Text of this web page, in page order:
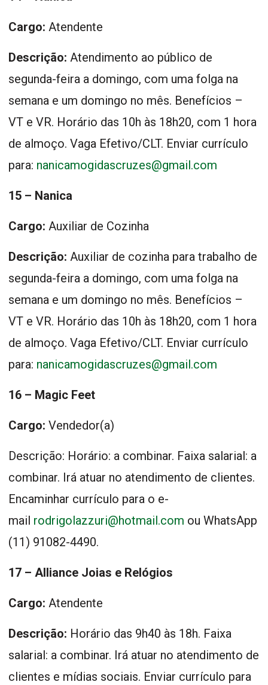
Cargo: Atendente
Descrição: Atendimento ao público de
segunda-feira a domingo, com uma folga na
semana e um domingo no mês. Benefícios –
VT e VR. Horário das 10h às 18h20, com 1 hora
de almoço. Vaga Efetivo/CLT. Enviar currículo
para: nanicamogidascruzes@gmail.com
15 – Nanica
Cargo: Auxiliar de Cozinha
Descrição: Auxiliar de cozinha para trabalho de
segunda-feira a domingo, com uma folga na
semana e um domingo no mês. Benefícios –
VT e VR. Horário das 10h às 18h20, com 1 hora
de almoço. Vaga Efetivo/CLT. Enviar currículo
para: nanicamogidascruzes@gmail.com
16 – Magic Feet
Cargo: Vendedor(a)
Descrição: Horário: a combinar. Faixa salarial: a
combinar. Irá atuar no atendimento de clientes.
Encaminhar currículo para o e-
mail rodrigolazzuri@hotmail.com ou WhatsApp
(11) 91082-4490.
17 – Alliance Joias e Relógios
Cargo: Atendente
Descrição: Horário das 9h40 às 18h. Faixa
salarial: a combinar. Irá atuar no atendimento de
clientes e mídias sociais. Enviar currículo para